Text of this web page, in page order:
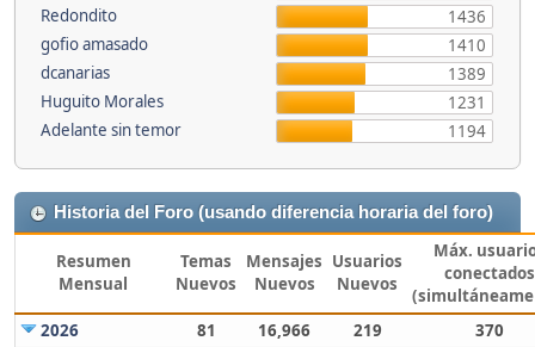
Redondito
1436
gofio amasado
1410
dcanarias
1389
Huguito Morales
1231
Adelante sin temor
1194
Historia del Foro (usando diferencia horaria del foro)
Resumen
Mensual
Temas
Nuevos
Mensajes
Nuevos
Usuarios
Nuevos
Máx.
conectados
2026
81 16,966 219
370